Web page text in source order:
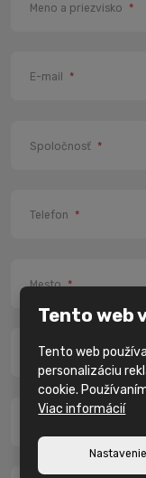
Meno a priezvisko *
E-mail *
Spoločnosť *
Telefon *
Mesto *
PSČ *
Tento web
Tento web
personalizáciu
cookie.
Viac informácií
Nastavenie